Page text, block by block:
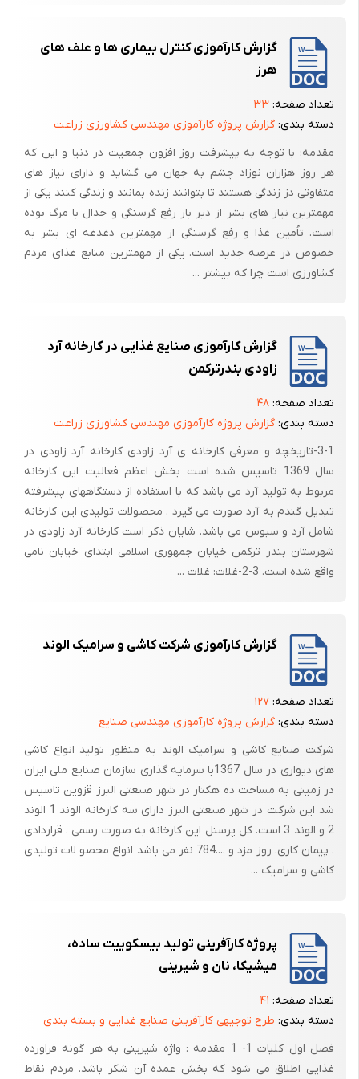
بخش میکروبیولوژی وشیمی وهمکاری در پروژه های تحقیقاتی دانشگاهی در
زمینه های ذیل فعالیت می نماید .
نوع مانند : انواع آرد و بلغور ،انواع روغن و چربی ها ،شیرین کننده ها ،شیر و
فرآورده های آن ،آهن در غلات و شیر مواد بسته بندی و مواد افزودنی ها .
2)آنالیز محصولات شامل : انواع شکلات ،بیسکوییت و ویفر ،آدامس ،اسنک ها
،آب میوه جات ،پودر ژله و کیک ،انواع رب ،ژله فرم دار ،شربت ها
،چای،عسل،نان،کیک و کلوچه ،ماکارونی،تافی وآبنبات و... به تعداد 28 محصول
متفاوت .
ظرفیت خط تولید آدامس:
روز است که تولید و اندازه‌ی طعم‌ها بسته به فصل و تقاضای مشتری قابل
تغییر است.
ظرفیت تولید بیسکویت:
ساخت و بسته بندی بیسکوییت د رکارخانه مینو در 3 طبقه انجام می گیرد در
سیلوها حاوی آرد ستاره و دیگری حاوی آرد نان می باشند (ارد ستاره برای تردی
مواد اولیه مورد استفاده:
مواد اولیه آدامس:
شکر، بیس، گلوکز، اسانس، اسید، تیتانیوم دی اکساید، پودر کارنوباواکس
CMC
مواد اولیه بیسکویت:
بی کربنات امونیوم بی کربنات سدیم، تری فسفات ، ارد کیسه ای شکر کریستال
(شکر اسیاب شده فقط در خط تولید بیسکوییت نار گیلی استفاده می شود
خط تولید بیسکوئیت :
سیلوها حاوی آرد ستاره و دیگری حاوی آرد نان می باشند (ارد ستاره برای تردی
و پتی مانژ و ارد نان برا نارگیلی )
به بالا فرستاده شوند پودر و آسیاب می شوند و داخل هر نوع خمیر مقداری از
انها استفاده می شود .
گزارش کارآموزی کنترل بیماری ها و علف های
هرز
تعداد صفحه: ۳۳
دسته بندی: گزارش پروژه کارآموزی مهندسی کشاورزی زراعت
مقدمه: با توجه به پیشرفت روز افزون جمعیت در دنیا و این که
هر روز هزاران نوزاد چشم به جهان می گشاید و دارای نیاز های
متفاوتی دز زندگی هستند تا بتوانند زنده بمانند و زندگی کنند یکی از
مهمترین نیاز های بشر از دیر باز رفع گرسنگی و جدال با مرگ بوده
است. تاُمین غذا و رفع گرسنگی از مهمترین دغدغه ای بشر به
خصوص در عرصه جدید است. یکی از مهمترین منابع غذای مردم
کشاورزی است چرا که بیشتر ...
گزارش کارآموزی صنایع غذایی در کارخانه آرد
زاودی بندرترکمن
تعداد صفحه: ۴۸
دسته بندی: گزارش پروژه کارآموزی مهندسی کشاورزی زراعت
3-1-تاریخچه و معرفی کارخانه ی آرد زاودی کارخانه آرد زاودی در
سال 1369 تاسیس شده است بخش اعظم فعالیت این کارخانه
مربوط به تولید آرد می باشد که با استفاده از دستگاههای پیشرفته
تبدیل گندم به آرد صورت می گیرد . محصولات تولیدی این کارخانه
شامل آرد و سبوس می باشد. شایان ذکر است کارخانه آرد زاودی در
شهرستان بندر ترکمن خیابان جمهوری اسلامی ابتدای خیابان نامی
واقع شده است. 3-2-غلات: غلات ...
گزارش کارآموزی شرکت کاشی و سرامیک الوند
تعداد صفحه: ۱۲۷
دسته بندی: گزارش پروژه کارآموزی مهندسی صنایع
شرکت صنایع کاشی و سرامیک الوند به منظور تولید انواع کاشی
های دیواری در سال 1367با سرمایه گذاری سازمان صنایع ملی ایران
در زمینی به مساحت ده هکتار در شهر صنعتی البرز قزوین تاسیس
شد این شرکت در شهر صنعتی البرز دارای سه کارخانه الوند 1 الوند
2 و الوند 3 است. کل پرسنل این کارخانه به صورت رسمی ، قراردادی
، پیمان کاری، روز مزد و ....784 نفر می باشد انواع محصو لات تولیدی
کاشی و سرامیک ...
پروژه کارآفرینی تولید بیسکوییت ساده،
میشیکا، نان و شیرینی
تعداد صفحه: ۴۱
دسته بندی: طرح توجیهی کارآفرینی صنایع غذایی و بسته بندی
فصل اول کلیات 1- 1 مقدمه : واژه شیرینی به هر گونه فراورده
غذایی اطلاق می شود که بخش عمده آن شکر باشد. مردم نقاط